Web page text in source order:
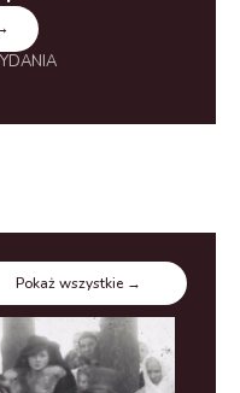
Pokaż wszystkie →